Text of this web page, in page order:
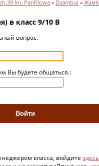
Im. Panfilowa » Dsambul »
в класс 9/10 B
вопрос.
Вы будете общаться.:
класса, войдите здесь